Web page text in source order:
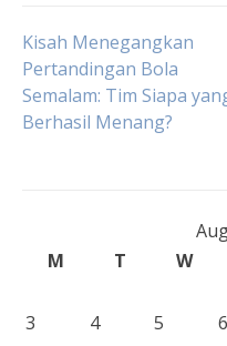
Post
navigation
Kisah Menegangkan
Pertandingan Bola
Semalam: Tim Siapa
Berhasil Menang?
M
T W
3
4 5 6